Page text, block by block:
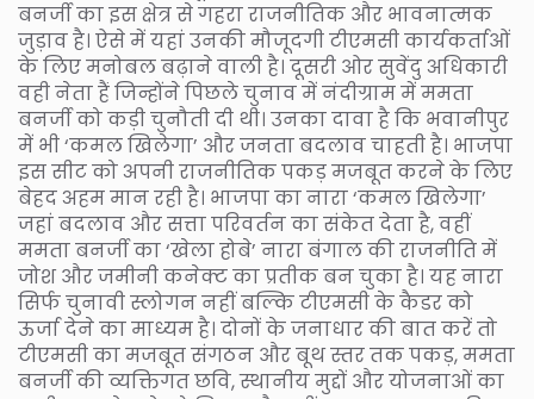
बनर्जी का इस क्षेत्र से गहरा राजनीतिक और भावनात्मक
जुड़ाव है। ऐसे में यहां उनकी मौजूदगी टीएमसी कार्यकर्ताओं
के लिए मनोबल बढ़ाने वाली है। दूसरी ओर सुवेंदु अधिकारी
वही नेता हैं जिन्होंने पिछले चुनाव में नंदीग्राम में ममता
बनर्जी को कड़ी चुनौती दी थी। उनका दावा है कि भवानीपुर
में भी ‘कमल खिलेगा’ और जनता बदलाव चाहती है। भाजपा
इस सीट को अपनी राजनीतिक पकड़ मजबूत करने के लिए
बेहद अहम मान रही है। भाजपा का नारा ‘कमल खिलेगा’
जहां बदलाव और सत्ता परिवर्तन का संकेत देता है, वहीं
ममता बनर्जी का ‘खेला होबे’ नारा बंगाल की राजनीति में
जोश और जमीनी कनेक्ट का प्रतीक बन चुका है। यह नारा
सिर्फ चुनावी स्लोगन नहीं बल्कि टीएमसी के कैडर को
ऊर्जा देने का माध्यम है। दोनों के जनाधार की बात करें तो
टीएमसी का मजबूत संगठन और बूथ स्तर तक पकड़, ममता
बनर्जी की व्यक्तिगत छवि, स्थानीय मुद्दों और योजनाओं का